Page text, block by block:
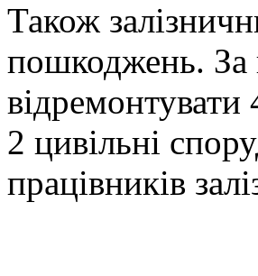
Також
пошкоджень. За
відремонтувати
2 цивільні
працівників